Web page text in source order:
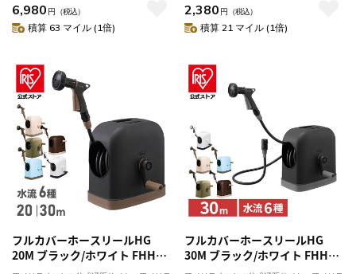
6,980 円 （税込）
積算 63 マイル (1倍)
2,380 円 （税込）
積算 21 マイル (1倍)
フルカバーホースリールHG
20M ブラック/ホワイト FHHG-
20
フルカバーホースリールHG
30M ブラック/ホワイト FHHG-
30